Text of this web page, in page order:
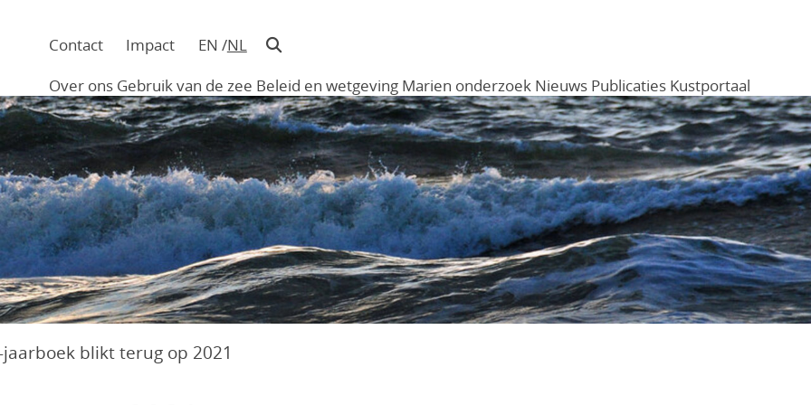
in
hoofding
Contact Impact EN NL
Main
navigation
Menu
Over ons Gebruik van de zee Beleid en wetgeving Marien onderzoek Nieuws Publicaties Kustportaal
jaarboek blikt terug op 2021